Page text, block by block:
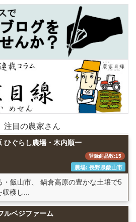
注目の農家さん
ひぐらし農場・木内順一
登録商品数:15
農場: 長野県飯山市
・飯山市、 鍋倉高原の豊かな土壌で5
穫し...
ルベジファーム